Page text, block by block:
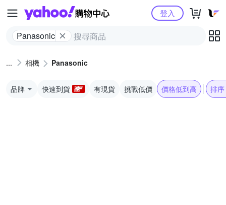
Yahoo購物中心
Panasonic
登入
相機 Panasonic
品牌 快速到貨 有現貨 挑戰低價 價格低到高 排序